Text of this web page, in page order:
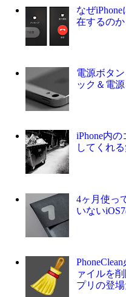
なぜ
在するのか
電源ボタ
ック＆電
iPhone内
してくれ
4ヶ月使っ
いない
ァイルを
プリの登場